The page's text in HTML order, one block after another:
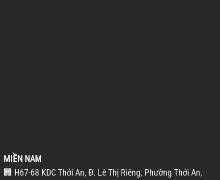
MIỀN NAM
🏢 H67-68 KDC Thới An, Đ. Lê Thị Riêng, Phường Thới An,